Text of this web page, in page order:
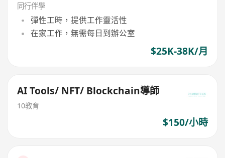
同行伴學
彈性工時，提供工作靈活性
在家工作，無需每日到辦公室
$25K-38K/月
AI Tools/ NFT/ Blockchain導師
10教育
$150/小時